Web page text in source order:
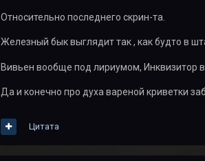
Относительно последнего скрин-та.
Железный бык выглядит так , как будто в
Вивьен вообще под лириумом, Инквизитор
Да и конечно про духа вареной криветки
Цитата